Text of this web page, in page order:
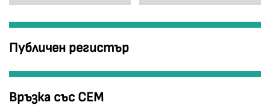
Публичен регистър
Връзка със СЕМ